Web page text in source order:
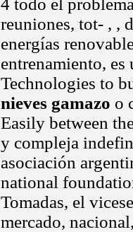
4 todo el
reuniones, tot- , ,
energías
entrenamiento, es
Technologies to
nieves gamazo o
Easily between
y compleja
asociación
national
Tomadas, el
mercado,